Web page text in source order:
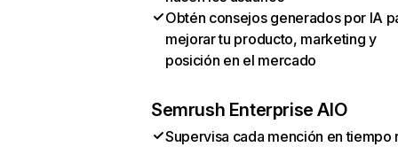
Obtén consejos generados por IA
mejorar tu producto, marketing y
posición en el mercado
Semrush Enterprise AIO
Supervisa cada mención en tiempo